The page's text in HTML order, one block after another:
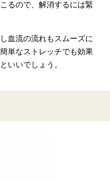
るので、解消するには緊
血流の流れもスムーズに
単なストレッチでも効果
いいでしょう。